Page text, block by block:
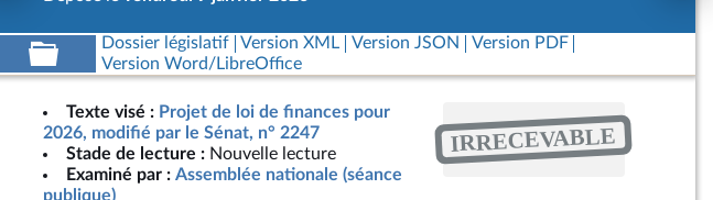
Dossier législatif Version XML Version JSON
Version PDF
Version Word/LibreOffice
Texte visé : Projet de loi de finances pour
2026, modifié par le Sénat, n° 2247
Stade de lecture : Nouvelle lecture
Examiné par : Assemblée nationale (séance
publique)
IRRECEVABLE